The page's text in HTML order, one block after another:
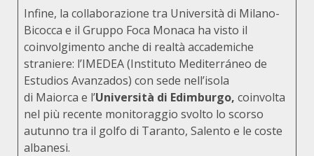
Infine, la collaborazione tra Università di Milano-
Bicocca e il Gruppo Foca Monaca ha visto il
coinvolgimento anche di realtà accademiche
straniere: l’IMEDEA (Instituto Mediterráneo de
Estudios Avanzados) con sede nell’isola
di Maiorca e l’Università di Edimburgo, coinvolta
nel più recente monitoraggio svolto lo scorso
autunno tra il golfo di Taranto, Salento e le coste
albanesi.